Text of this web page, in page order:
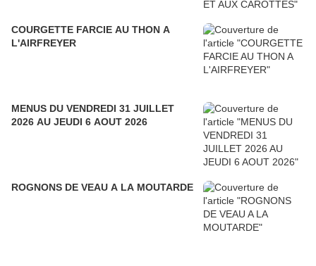
COURGETTE FARCIE AU THON A
L'AIRFREYER
MENUS DU VENDREDI 31 JUILLET
2026 AU JEUDI 6 AOUT 2026
ROGNONS DE VEAU A LA MOUTARDE